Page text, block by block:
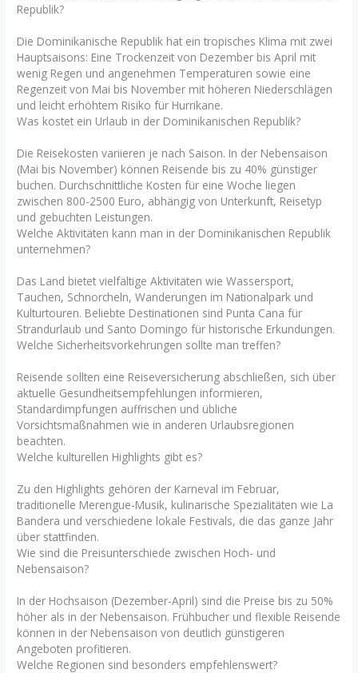
Republik?
Die Dominikanische Republik hat ein tropisches Klima mit zwei
Hauptsaisons: Eine Trockenzeit von Dezember bis April mit
wenig Regen und angenehmen Temperaturen sowie eine
Regenzeit von Mai bis November mit höheren Niederschlägen
und leicht erhöhtem Risiko für Hurrikane.
Was kostet ein Urlaub in der Dominikanischen Republik?
Die Reisekosten variieren je nach Saison. In der Nebensaison
(Mai bis November) können Reisende bis zu 40% günstiger
buchen. Durchschnittliche Kosten für eine Woche liegen
zwischen 800-2500 Euro, abhängig von Unterkunft, Reisetyp
und gebuchten Leistungen.
Welche Aktivitäten kann man in der Dominikanischen Republik
unternehmen?
Das Land bietet vielfältige Aktivitäten wie Wassersport,
Tauchen, Schnorcheln, Wanderungen im Nationalpark und
Kulturtouren. Beliebte Destinationen sind Punta Cana für
Strandurlaub und Santo Domingo für historische Erkundungen.
Welche Sicherheitsvorkehrungen sollte man treffen?
Reisende sollten eine Reiseversicherung abschließen, sich über
aktuelle Gesundheitsempfehlungen informieren,
Standardimpfungen auffrischen und übliche
Vorsichtsmaßnahmen wie in anderen Urlaubsregionen
beachten.
Welche kulturellen Highlights gibt es?
Zu den Highlights gehören der Karneval im Februar,
traditionelle Merengue-Musik, kulinarische Spezialitäten wie La
Bandera und verschiedene lokale Festivals, die das ganze Jahr
über stattfinden.
Wie sind die Preisunterschiede zwischen Hoch- und
Nebensaison?
In der Hochsaison (Dezember-April) sind die Preise bis zu 50%
höher als in der Nebensaison. Frühbucher und flexible Reisende
können in der Nebensaison von deutlich günstigeren
Angeboten profitieren.
Welche Regionen sind besonders empfehlenswert?